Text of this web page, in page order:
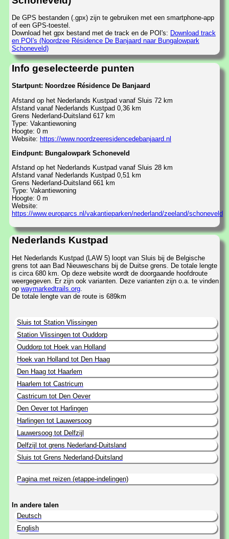
De GPS bestanden (.gpx) zijn te gebruiken met een smartphone-app
of een GPS-toestel.
Download het gpx bestand met de track en de POI's: Download track
en POI's (Noordzee Résidence De Banjaard naar Bungalowpark
Schoneveld)
Info geselecteerde punten
Startpunt: Noordzee Résidence De Banjaard
Afstand op het Nederlands Kustpad vanaf Sluis 72 km
Afstand vanaf Nederlands Kustpad 0,36 km
Grens Nederland-Duitsland 617 km
Type: Vakantiewoning
Hoogte: 0 m
Website: https://www.noordzeeresidencedebanjaard.nl
Eindpunt: Bungalowpark Schoneveld
Afstand op het Nederlands Kustpad vanaf Sluis 28 km
Afstand vanaf Nederlands Kustpad 0,51 km
Grens Nederland-Duitsland 661 km
Type: Vakantiewoning
Hoogte: 0 m
Website:
https://www.europarcs.nl/vakantieparken/nederland/zeeland/schoneveld
Nederlands Kustpad
Het Nederlands Kustpad (LAW 5) loopt van Sluis bij de Belgische
grens tot aan Bad Nieuweschans bij de Duitse grens. De totale lengte
is circa 680 km. Op deze website wordt de doorgaande hoofdroute
weergegeven. Er zijn ook varianten. Deze varianten zijn o.a. te vinden
op waymarkedtrails.org
De totale lengte van de route is 689km
Sluis tot Station Vlissingen
Station Vlissingen tot Ouddorp
Ouddorp tot Hoek van Holland
Hoek van Holland tot Den Haag
Den Haag tot Haarlem
Haarlem tot Castricum
Castricum tot Den Oever
Den Oever tot Harlingen
Harlingen tot Lauwersoog
Lauwersoog tot Delfzijl
Delfzijl tot grens Nederland-Duitsland
Sluis tot Grens Nederland-Duitsland
Pagina met reizen (etappe-indelingen)
In andere talen
Deutsch
English